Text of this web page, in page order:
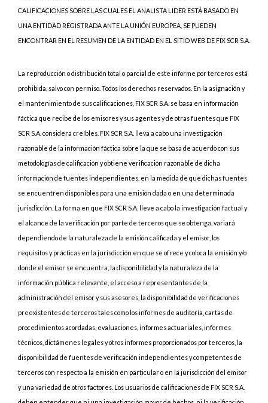
CALIFICACIONES SOBRE LAS CUALES EL ANALISTA LIDER ESTÁ BASADO EN
UNA ENTIDAD REGISTRADA ANTE LA UNIÓN EUROPEA, SE PUEDEN
ENCONTRAR EN EL RESUMEN DE LA ENTIDAD EN EL SITIO WEB DE FIX SCR S.A.
La reproducción o distribución total o parcial de este informe por terceros está
prohibida, salvo con permiso. Todos los derechos reservados. En la asignación y
el mantenimiento de sus calificaciones, FIX SCR S.A. se basa en información
fáctica que recibe de los emisores y sus agentes y de otras fuentes que FIX
SCR S.A. considera creíbles. FIX SCR S.A. lleva a cabo una investigación
razonable de la información fáctica sobre la que se basa de acuerdo con sus
metodologías de calificación y obtiene verificación razonable de dicha
información de fuentes independientes, en la medida de que dichas fuentes
se encuentren disponibles para una emisión dada o en una determinada
jurisdicción. La forma en que FIX SCR S.A. lleve a cabo la investigación factual y
el alcance de la verificación por parte de terceros que se obtenga, variará
dependiendo de la naturaleza de la emisión calificada y el emisor, los
requisitos y prácticas en la jurisdicción en que se ofrece y coloca la emisión y/o
donde el emisor se encuentra, la disponibilidad y la naturaleza de la
información pública relevante, el acceso a representantes de la
administración del emisor y sus asesores, la disponibilidad de verificaciones
preexistentes de terceros tales como los informes de auditoría, cartas de
procedimientos acordadas, evaluaciones, informes actuariales, informes
técnicos, dictámenes legales y otros informes proporcionados por terceros, la
disponibilidad de fuentes de verificación independientes y competentes de
terceros con respecto a la emisión en particular o en la jurisdicción del emisor
y una variedad de otros factores. Los usuarios de calificaciones de FIX SCR S.A.